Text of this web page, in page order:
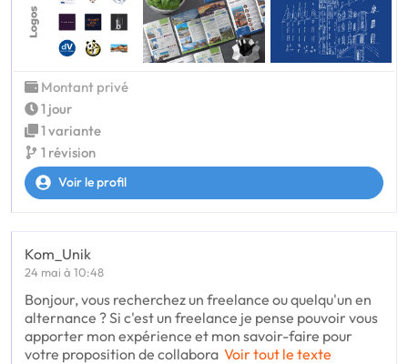
Montant privé
1 jour
1 variante
1 révision
Voir le profil
Kom_Unik
24 mai à 10:48
Bonjour, vous recherchez un freelance ou quelqu'un en
alternance ? Si c'est un freelance je pense pouvoir vous
apporter mon expérience et mon savoir-faire pour
votre proposition de collabora Voir tout le texte